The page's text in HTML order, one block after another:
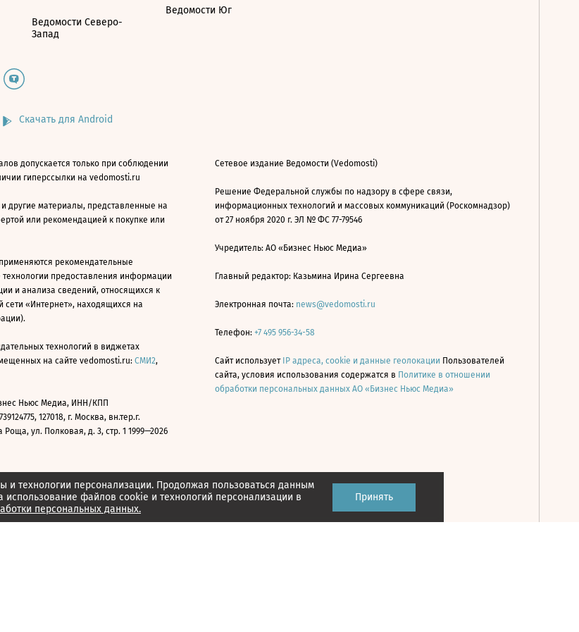
технологии персонализации. Продолжая пользоваться данным
использование файлов cookie и технологий персонализации в
персональных данных.
Принять
Ведомости Северо-
Запад
Ведомости Юг
Скачать для Android
допускается только при соблюдении
гиперссылки на vedomosti.ru
другие материалы, представленные на
или рекомендацией к покупке или
рекомендательные
предоставления информации
и анализа сведений, относящихся к
сети «Интернет», находящихся на
технологий в виджетах
на сайте vedomosti.ru: СМИ2,
Ньюс Медиа, ИНН/КПП
127018, г. Москва, вн.тер.г.
ул. Полковая, д. 3, стр. 1 1999—2026
Сетевое издание Ведомости (Vedomosti)
Решение Федеральной службы по надзору в сфере связи,
информационных технологий и массовых коммуникаций (Роскомнадзор)
от 27 ноября 2020 г. ЭЛ № ФС 77-79546
Учредитель: АО «Бизнес Ньюс Медиа»
Главный редактор: Казьмина Ирина Сергеевна
Электронная почта: news@vedomosti.ru
Телефон: +7 495 956-34-58
Сайт использует IP адреса, cookie и данные геолокации Пользователей
сайта, условия использования содержатся в Политике в отношении
обработки персональных данных АО «Бизнес Ньюс Медиа»